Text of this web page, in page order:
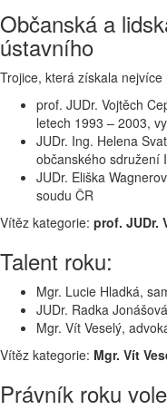
Občanská a
ústavního
Trojice, která získala nejvíce
prof. JUDr. Vojtěch
letech 1993 – 2003,
JUDr. Ing. Helena
občanského sdružení
JUDr. Eliška
soudu ČR
Vítěz kategorie: prof. JUDr.
Talent roku:
Mgr. Lucie Hladká,
JUDr. Radka
Mgr. Vít Veselý,
Vítěz kategorie: Mgr. Vít
Právník roku